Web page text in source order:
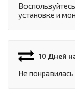
установке и
10 Дней
Не